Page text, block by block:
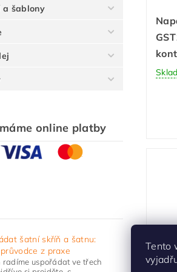
a šablony
online platby
šatní skříň a šatnu:
z praxe
radíme uspořádat ve třech
Tento